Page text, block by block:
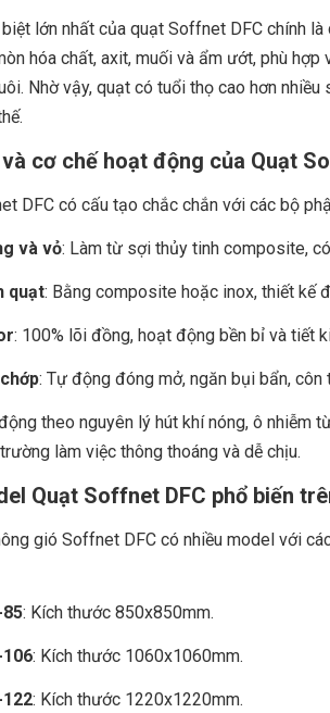
lớn nhất của quạt Soffnet DFC chính
hóa chất, axit, muối và ẩm ướt, phù
Nhờ vậy, quạt có tuổi thọ cao hơn
cơ chế hoạt động của Quạt
DFC có cấu tạo chắc chắn với các bộ
và vỏ: Làm từ sợi thủy tinh composite,
quạt: Bằng composite hoặc inox, thiết kế
: 100% lõi đồng, hoạt động bền bỉ và tiết
: Tự động đóng mở, ngăn bụi bẩn,
theo nguyên lý hút khí nóng, ô nhiễm
làm việc thông thoáng và dễ chịu.
Quạt Soffnet DFC phổ biến
gió Soffnet DFC có nhiều model với
85: Kích thước 850x850mm.
106: Kích thước 1060x1060mm.
122: Kích thước 1220x1220mm.